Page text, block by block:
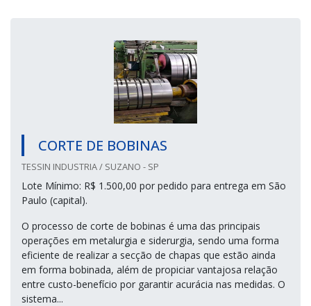
CORTE DE BOBINAS
TESSIN INDUSTRIA / SUZANO - SP
Lote Mínimo: R$ 1.500,00 por pedido para entrega em São
Paulo (capital).
O processo de corte de bobinas é uma das principais
operações em metalurgia e siderurgia, sendo uma forma
eficiente de realizar a secção de chapas que estão ainda
em forma bobinada, além de propiciar vantajosa relação
entre custo-benefício por garantir acurácia nas medidas. O
sistema...